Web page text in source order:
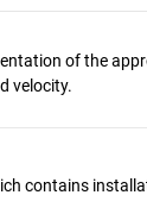
of the
contains